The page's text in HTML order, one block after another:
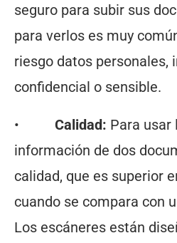
seguro para subir sus
para verlos es muy
riesgo datos personales,
confidencial o sensible.
• Calidad: Para usar
información de dos
calidad, que es superior
cuando se compara con
Los escáneres están